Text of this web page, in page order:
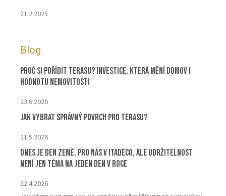
21.2.2025
Blog
Proč si pořídit terasu? Investice, která mění domov i
hodnotu nemovitosti
23.6.2026
Jak vybrat správný povrch pro terasu?
21.5.2026
Dnes je Den Země. Pro nás v ITADECO, ale udržitelnost
není jen téma na jeden den v roce
22.4.2026